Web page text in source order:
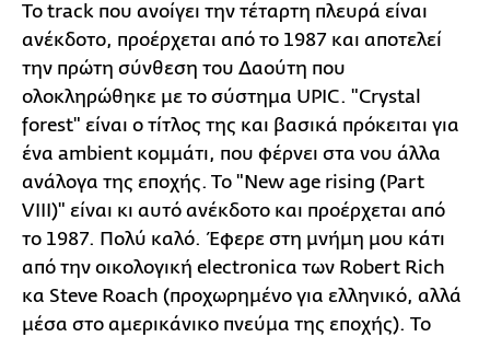
Το track που ανοίγει την τέταρτη πλευρά είναι
ανέκδοτο, προέρχεται από το 1987 και αποτελεί
την πρώτη σύνθεση του Δαούτη που
ολοκληρώθηκε με το σύστημα UPIC. "Crystal
forest" είναι ο τίτλος της και βασικά πρόκειται για
ένα ambient κομμάτι, που φέρνει στα νου άλλα
ανάλογα της εποχής. Το "New age rising (Part
VIII)" είναι κι αυτό ανέκδοτο και προέρχεται από
το 1987. Πολύ καλό. Έφερε στη μνήμη μου κάτι
από την οικολογική electronicα των Robert Rich
κα Steve Roach (προχωρημένο για ελληνικό, αλλά
μέσα στο αμερικάνικο πνεύμα της εποχής). Το